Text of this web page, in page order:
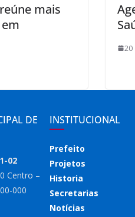
mais
20
DE
02
Centro –
000
INSTITUCIONAL
Prefeito
Projetos
Historia
Secretarias
Notícias